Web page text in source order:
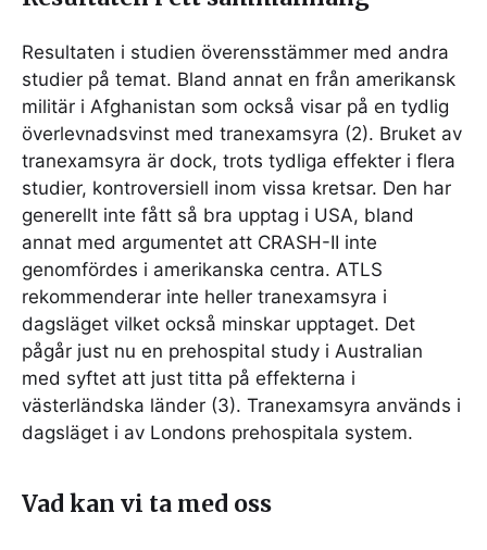
Resultaten i studien överensstämmer med andra
studier på temat. Bland annat en från amerikansk
militär i Afghanistan som också visar på en tydlig
överlevnadsvinst med tranexamsyra (2). Bruket av
tranexamsyra är dock, trots tydliga effekter i flera
studier, kontroversiell inom vissa kretsar. Den har
generellt inte fått så bra upptag i USA, bland
annat med argumentet att CRASH-II inte
genomfördes i amerikanska centra. ATLS
rekommenderar inte heller tranexamsyra i
dagsläget vilket också minskar upptaget. Det
pågår just nu en prehospital study i Australian
med syftet att just titta på effekterna i
västerländska länder (3). Tranexamsyra används i
dagsläget i av Londons prehospitala system.
Vad kan vi ta med oss